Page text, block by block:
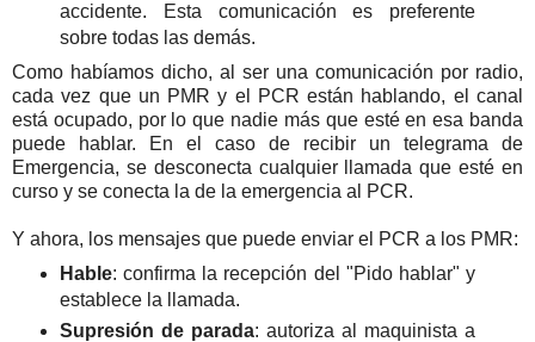
accidente. Esta comunicación es preferente
sobre todas las demás.
Como habíamos dicho, al ser una comunicación por radio,
cada vez que un PMR y el PCR están hablando, el canal
está ocupado, por lo que nadie más que esté en esa banda
puede hablar. En el caso de recibir un telegrama de
Emergencia, se desconecta cualquier llamada que esté en
curso y se conecta la de la emergencia al PCR.
Y ahora, los mensajes que puede enviar el PCR a los PMR:
Hable: confirma la recepción del "Pido hablar" y
establece la llamada.
Supresión de parada: autoriza al maquinista a